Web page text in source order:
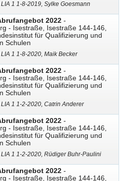
1 1-8-2019, Sylke Goesmann
2022 -
- Isestraße, Isestraße 144-146,
für Qualifizierung und
Schulen
1 1-8-2020, Maik Becker
2022 -
- Isestraße, Isestraße 144-146,
für Qualifizierung und
Schulen
1 1-2-2020, Catrin Anderer
2022 -
- Isestraße, Isestraße 144-146,
für Qualifizierung und
Schulen
1 1-2-2020, Rüdiger Buhr-Paulini
2022 -
- Isestraße, Isestraße 144-146,